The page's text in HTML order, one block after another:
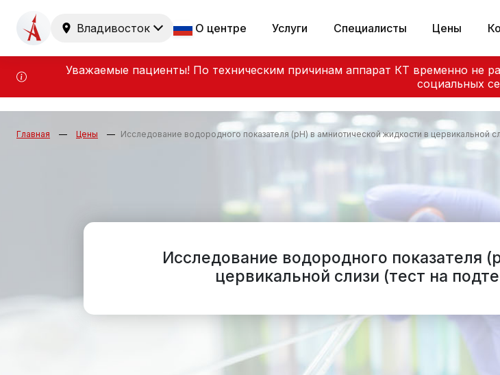
Уважаемые пациенты! По техническим причинам аппарат КТ временно не
социальных
Владивосток О центре Услуги Специалисты Цены
Главная Цены Исследование водородного показателя (pH) в амниотической жидкости в цервикальной
Исследование водородного показателя
цервикальной слизи (тест на